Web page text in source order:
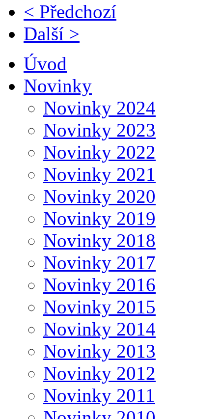
< Předchozí
Další >
Úvod
Novinky
Novinky 2024
Novinky 2023
Novinky 2022
Novinky 2021
Novinky 2020
Novinky 2019
Novinky 2018
Novinky 2017
Novinky 2016
Novinky 2015
Novinky 2014
Novinky 2013
Novinky 2012
Novinky 2011